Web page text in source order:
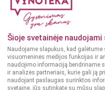
Šioje svetainėje naudojami
Naudojame slapukus, kad
visuomeninės medijos funkcijas ir
naudojimo informaciją bendriname
ir analizės partneriais, kurie gali ją
naudojant paslaugas surinktos
svetaine, jūs sutinkate su mūsų